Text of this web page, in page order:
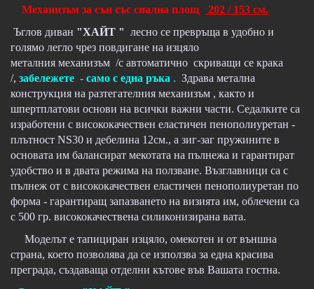
Механизъм за сън със спална площ
202 / 153 см.
Ъглов диван "ХАЙТ " лесно се превръща в удобно и
голямо легло чрез повдигане на изцяло
металния механизъм /с автоматично скриващи се крака
/, забележете - само с една ръка . Здрава метална
конструкция на разтегателния механизъм , както и
шпертплатови основи на всички важни части. Седалките са
изработени с висококачествен еластичен пенополиуретан -
плътност NS30 и дебелина 12см., а зиг-заг пружините в
основата им балансират мекотата на пълнежа и гарантират
удобство и в двата режима на ползване. Възглавници са с
пълнеж от с висококачествен еластичен пенополиуретан по
форма - гарантиращ запазването на визията им, облечени са
с 500 гр. висококачествена силиконизирана вата.
Моделът е тапициран изцяло, омекотен и от външна
страна, което позволява да се използва за една красива
преграда, създаваща отделни кътове във Вашата гостна.